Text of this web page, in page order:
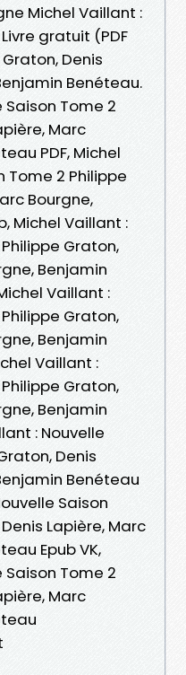
Michel Vaillant :
gratuit (PDF
Denis
Benéteau.
Saison Tome 2
Marc
PDF, Michel
Tome 2 Philippe
Bourgne,
Michel Vaillant :
Graton,
Benjamin
Vaillant :
Graton,
Benjamin
Vaillant :
Graton,
Benjamin
: Nouvelle
Denis
Benéteau
Saison
Lapière, Marc
Epub VK,
Saison Tome 2
Marc